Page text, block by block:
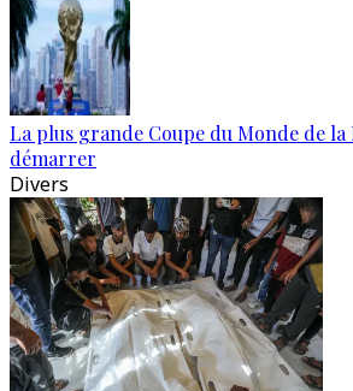
La plus grande Coupe du Monde de la
démarrer
Divers